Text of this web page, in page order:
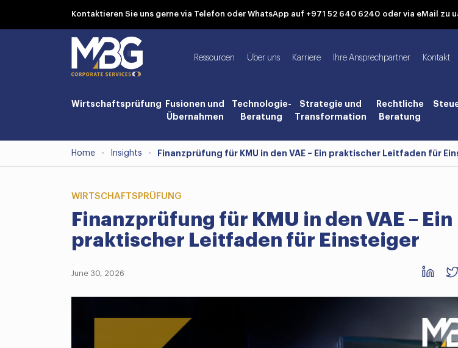
Kontaktieren Sie uns gerne via Telefon oder WhatsApp auf +971 52 640 6240 oder via eMail zu
Ressourcen Über uns Karriere Ihre Ansprechpartner Kontakt
Wirtschaftsprüfung
Fusionen und
Übernahmen
Technologie-
Beratung
Strategie und
Transformation
Rechtliche
Beratung
Home - Insights - Finanzprüfung für KMU in den VAE – Ein praktischer Leitfaden für
WIRTSCHAFTSPRÜFUNG
Finanzprüfung für KMU in den VAE – Ein
praktischer Leitfaden für Einsteiger
June 30, 2026